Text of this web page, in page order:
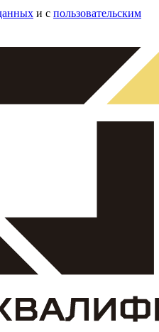
и с пользовательским